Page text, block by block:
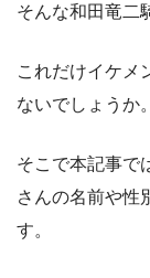
そんな和田竜二
これだけイケメ
ないでしょうか。
そこで本記事で
さんの名前や性
す。